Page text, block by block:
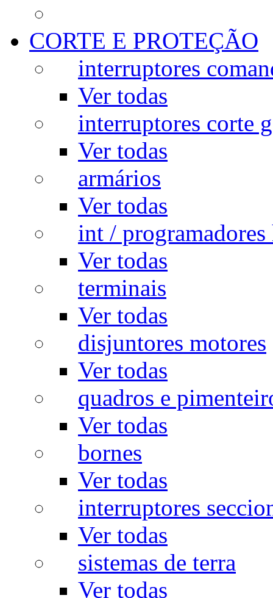
CORTE E PROTEÇÃO
interruptores
Ver todas
interruptores corte
Ver todas
armários
Ver todas
int / programadores
Ver todas
terminais
Ver todas
disjuntores motores
Ver todas
quadros e
Ver todas
bornes
Ver todas
interruptores
Ver todas
sistemas de terra
Ver todas